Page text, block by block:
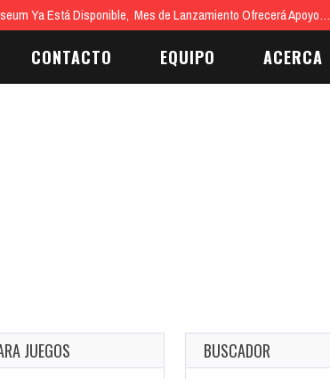
Ya Está Disponible, Mes de Lanzamiento Ofrecerá Apoyo…
CONTACTO EQUIPO ACERCA
JUEGOS BUSCADOR